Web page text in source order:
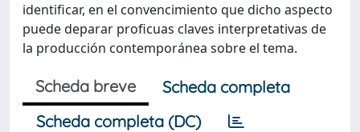
identificar, en el convencimiento que dicho aspecto
puede deparar proficuas claves interpretativas de
la producción contemporánea sobre el tema.
Scheda breve
Scheda completa
Scheda completa (DC)